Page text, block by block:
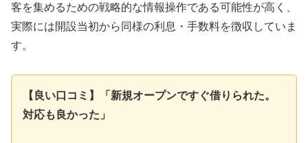
客を集めるための戦略的な情報操作である可能性が高く、
実際には開設当初から同様の利息・手数料を徴収していま
す。
【良い口コミ】「新規オープンですぐ借りられた。
対応も良かった」